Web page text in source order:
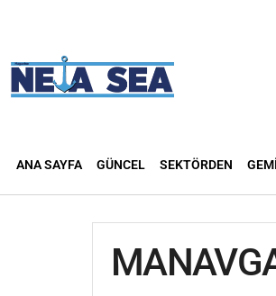
ANA SAYFA GÜNCEL SEKTÖRDEN